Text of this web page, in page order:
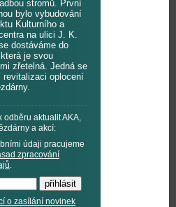
stromů. První
bylo vybudování
Kulturního a
na ulici J. K.
dostáváme do
je svou
zřetelná. Jedná se
revitalizaci oplocení
odběru aktualit AKA,
a akcí:
údaji pracujeme
zpracování
o zasílání novinek